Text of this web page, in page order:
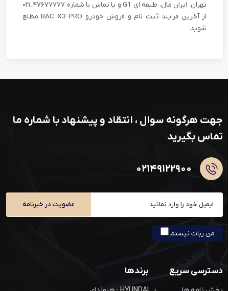
تهران، ایران مال، طبقه ای G1 و یا تماس با شماره ۴۷۶۷۷۷۷۷_۰۲۱
از آخرین فرایند ثبت نام و فروش خودرو BAC X3 PRO مطلع
شوید.
جهت هرگونه سوال ، انتقاد و پیشنهاد با شماره ما
تماس بگیرید
۰۲۱۴۹۱۲۲۹۰۰
عضویت در خبرنامه
من ربات نیستم
دسترسی سریع برندها